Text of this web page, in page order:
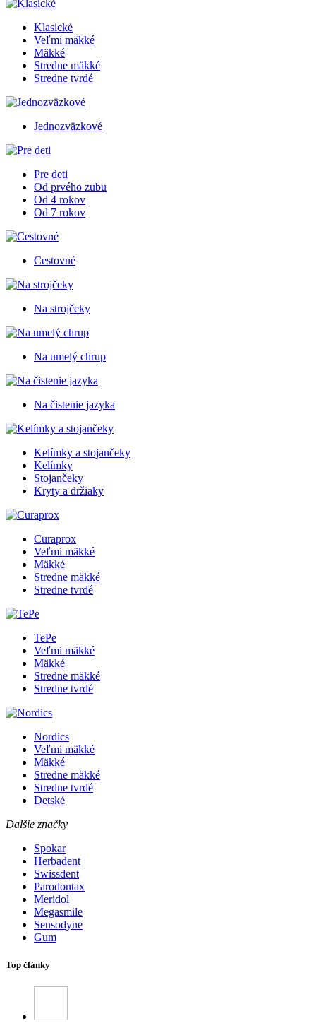
Klasické
Veľmi mäkké
Mäkké
Stredne mäkké
Stredne tvrdé
Jednozväzkové
Pre deti
Od prvého zubu
Od 4 rokov
Od 7 rokov
Cestovné
Na strojčeky
Na umelý chrup
Na čistenie jazyka
Kelímky a stojančeky
Kelímky
Stojančeky
Kryty a držiaky
Curaprox
Veľmi mäkké
Mäkké
Stredne mäkké
Stredne tvrdé
TePe
Veľmi mäkké
Mäkké
Stredne mäkké
Stredne tvrdé
Nordics
Veľmi mäkké
Mäkké
Stredne mäkké
Stredne tvrdé
Detské
Dalšie značky
Spokar
Herbadent
Swissdent
Parodontax
Meridol
Megasmile
Sensodyne
Gum
Top články